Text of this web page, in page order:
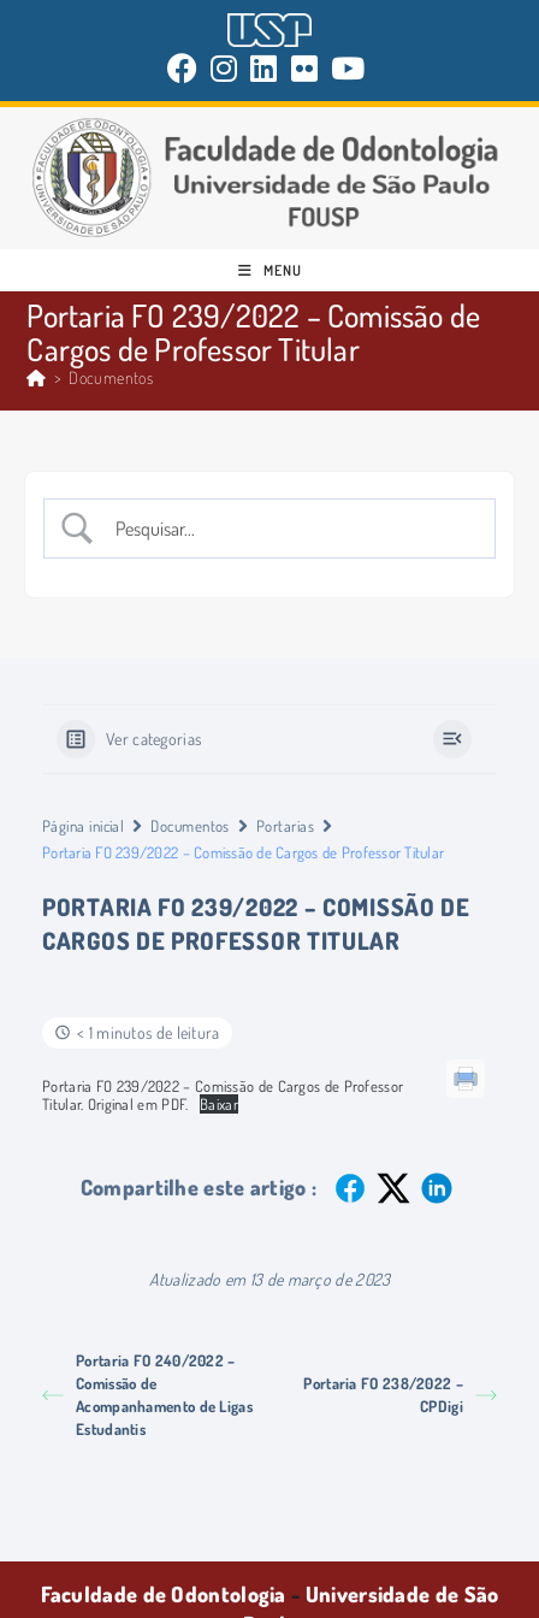
MENU
Portaria FO 239/2022 – Comissão de
Cargos de Professor Titular
> Documentos
Ver categorias
Página inicial Documentos
Portarias
Portaria FO 239/2022 – Comissão de Cargos de Professor Titular
PORTARIA FO 239/2022 – COMISSÃO DE
CARGOS DE PROFESSOR TITULAR
< 1 minutos de leitura
Portaria FO 239/2022 – Comissão de Cargos de Professor
Titular. Original em PDF.
Baixar
Compartilhe este artigo :
Atualizado em 13 de março de 2023
Portaria FO 240/2022 –
Comissão de
Acompanhamento de Ligas
Estudantis
Portaria FO 238/2022 –
CPDigi
Faculdade de Odontologia - Universidade de São